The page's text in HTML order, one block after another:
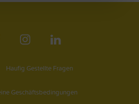
Haufig Gestellte Fragen
Geschäftsbedingungen